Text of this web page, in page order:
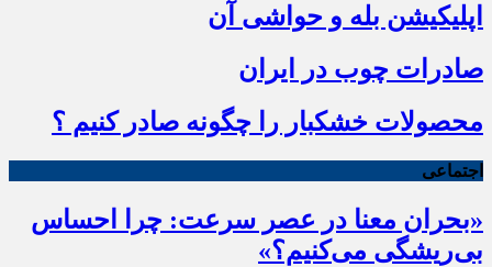
اپلیکیشن بله و حواشی آن
صادرات چوب در ایران
محصولات خشکبار را چگونه صادر کنیم ؟
اجتماعی
«بحران معنا در عصر سرعت: چرا احساس
بی‌ریشگی می‌کنیم؟»